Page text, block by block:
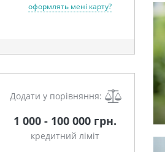
оформлять мені карту?
Додати у порівняння:
1 000 - 100 000 грн.
кредитний ліміт